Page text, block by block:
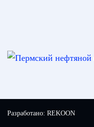
Разработано: REKOON